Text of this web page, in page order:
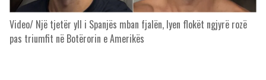
Video/ Një tjetër yll i Spanjës mban fjalën, lyen flokët ngjyrë rozë
pas triumfit në Botërorin e Amerikës